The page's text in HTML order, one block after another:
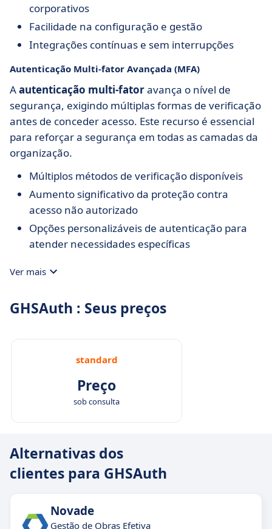
corporativos
Facilidade na configuração e gestão
Integrações contínuas e sem interrupções
Autenticação Multi-fator Avançada (MFA)
Aautenticação multi-fatoravança o nível de
segurança, exigindo múltiplas formas de verificação
antes de conceder acesso. Este recurso é essencial
para reforçar a segurança em todas as camadas da
organização.
Múltiplos métodos de verificação disponíveis
Aumento significativo da proteção contra
acesso não autorizado
Opções personalizáveis de autenticação para
atender necessidades específicas
Ver mais
GHSAuth : Seus preços
standard
Preço
sob consulta
Alternativas dos
clientes para GHSAuth
Novade
Gestão de Obras Efetiva